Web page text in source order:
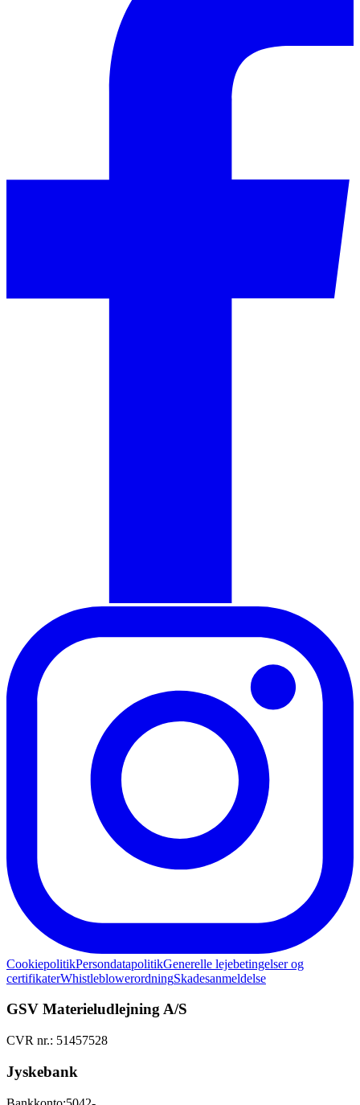
CookiepolitikPersondatapolitikGenerelle lejebetingelser og
certifikaterWhistleblowerordningSkadesanmeldelse
GSV Materieludlejning A/S
CVR nr.: 51457528
Jyskebank